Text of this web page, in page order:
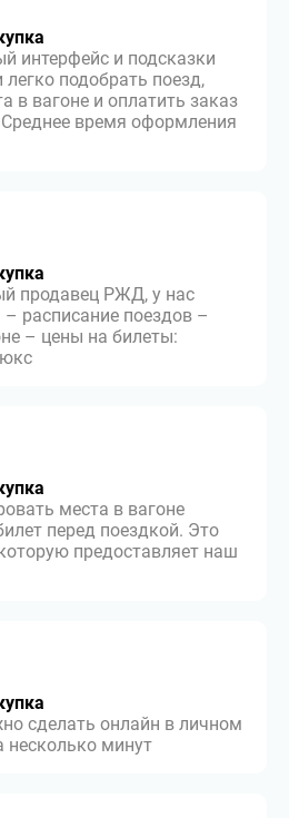
интерфейс и подсказки
подобрать поезд,
в вагоне и оплатить заказ
время оформления
продавец РЖД, у нас
расписание поездов –
– цены на билеты:
места в вагоне
перед поездкой. Это
предоставляет наш
сделать онлайн в личном
несколько минут